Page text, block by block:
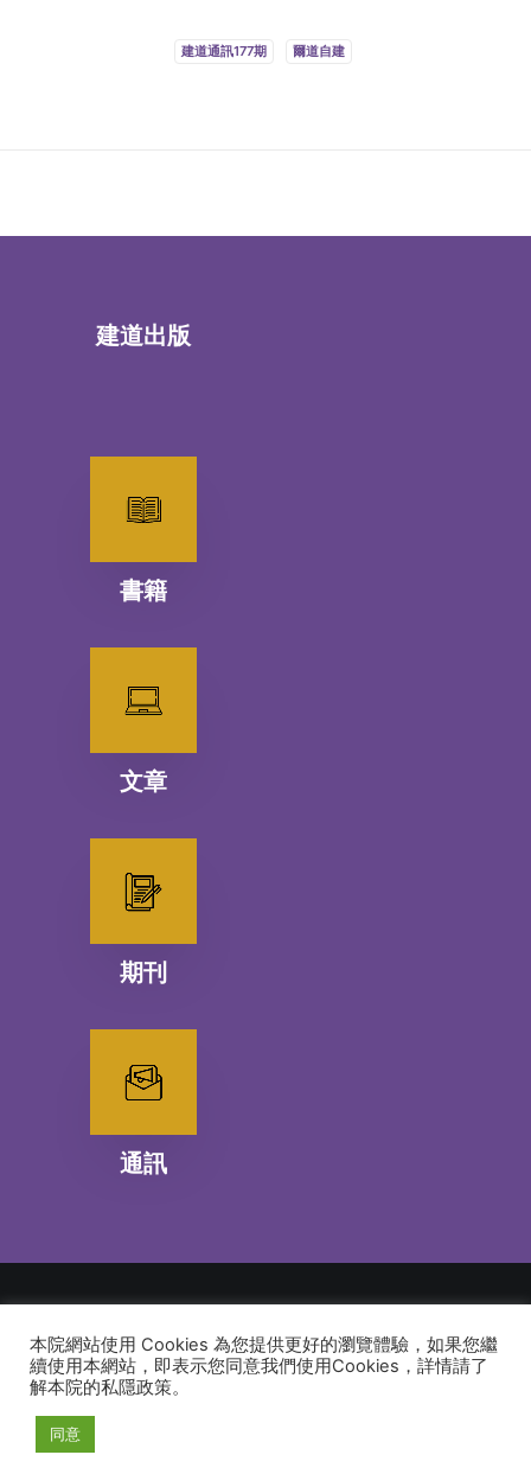
建道通訊177期 爾道自建
建道出版
書籍
文章
期刊
通訊
© 2026 建道神學院Alliance Bible Seminary. All rights reserved
本院網站使用 Cookies 為您提供更好的瀏覽體驗，如果您繼
續使用本網站，即表示您同意我們使用Cookies，詳情請了
解本院的私隱政策。
同意